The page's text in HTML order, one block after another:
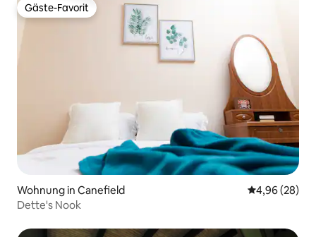
Gäste-Favorit
Gäste-Favorit
Wohnung in Canefield
4,96 (28)
Dette's Nook